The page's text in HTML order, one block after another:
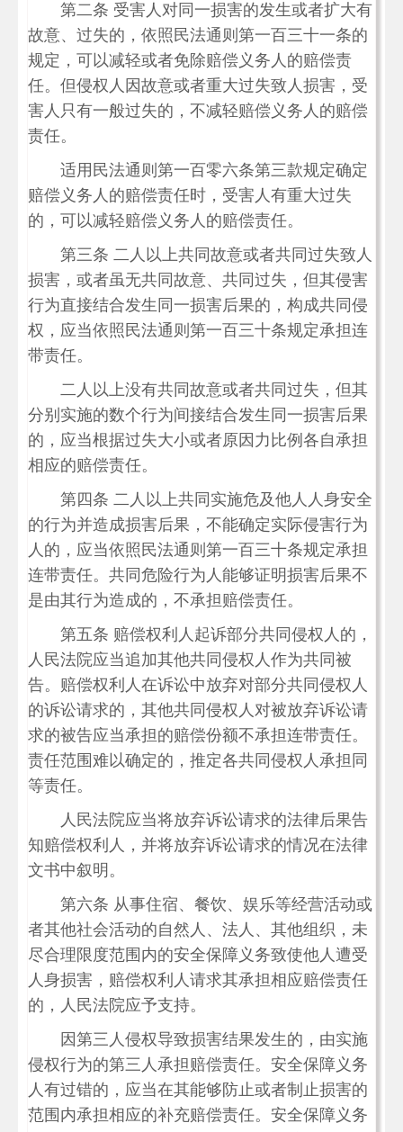
第二条 受害人对同一损害的发生或者扩大有
故意、过失的，依照民法通则第一百三十一条的
规定，可以减轻或者免除赔偿义务人的赔偿责
任。但侵权人因故意或者重大过失致人损害，受
害人只有一般过失的，不减轻赔偿义务人的赔偿
责任。
适用民法通则第一百零六条第三款规定确定
赔偿义务人的赔偿责任时，受害人有重大过失
的，可以减轻赔偿义务人的赔偿责任。
第三条 二人以上共同故意或者共同过失致人
损害，或者虽无共同故意、共同过失，但其侵害
行为直接结合发生同一损害后果的，构成共同侵
权，应当依照民法通则第一百三十条规定承担连
带责任。
二人以上没有共同故意或者共同过失，但其
分别实施的数个行为间接结合发生同一损害后果
的，应当根据过失大小或者原因力比例各自承担
相应的赔偿责任。
第四条 二人以上共同实施危及他人人身安全
的行为并造成损害后果，不能确定实际侵害行为
人的，应当依照民法通则第一百三十条规定承担
连带责任。共同危险行为人能够证明损害后果不
是由其行为造成的，不承担赔偿责任。
第五条 赔偿权利人起诉部分共同侵权人的，
人民法院应当追加其他共同侵权人作为共同被
告。赔偿权利人在诉讼中放弃对部分共同侵权人
的诉讼请求的，其他共同侵权人对被放弃诉讼请
求的被告应当承担的赔偿份额不承担连带责任。
责任范围难以确定的，推定各共同侵权人承担同
等责任。
人民法院应当将放弃诉讼请求的法律后果告
知赔偿权利人，并将放弃诉讼请求的情况在法律
文书中叙明。
第六条 从事住宿、餐饮、娱乐等经营活动或
者其他社会活动的自然人、法人、其他组织，未
尽合理限度范围内的安全保障义务致使他人遭受
人身损害，赔偿权利人请求其承担相应赔偿责任
的，人民法院应予支持。
因第三人侵权导致损害结果发生的，由实施
侵权行为的第三人承担赔偿责任。安全保障义务
人有过错的，应当在其能够防止或者制止损害的
范围内承担相应的补充赔偿责任。安全保障义务